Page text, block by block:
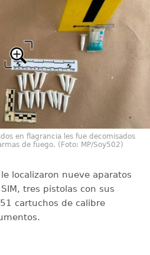
en flagrancia les fue decomisados
de fuego. (Foto: MP/Soy502)
localizaron nueve aparatos
tres pistolas con sus
cartuchos de calibre